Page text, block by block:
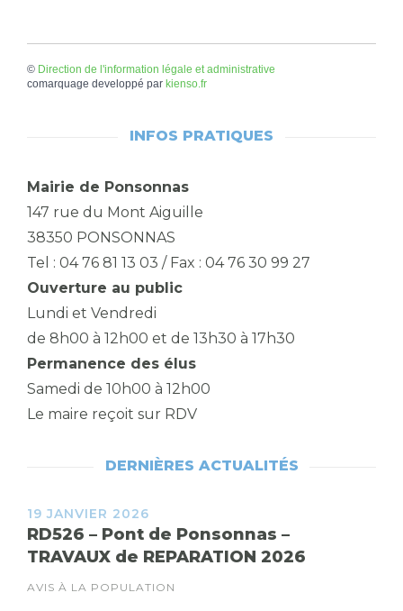
© Direction de l'information légale et administrative
comarquage developpé par kienso.fr
INFOS PRATIQUES
Mairie de Ponsonnas
147 rue du Mont Aiguille
38350 PONSONNAS
Tel : 04 76 81 13 03 / Fax : 04 76 30 99 27
Ouverture au public
Lundi et Vendredi
de 8h00 à 12h00 et de 13h30 à 17h30
Permanence des élus
Samedi de 10h00 à 12h00
Le maire reçoit sur RDV
DERNIÈRES ACTUALITÉS
19 JANVIER 2026
RD526 – Pont de Ponsonnas –
TRAVAUX de REPARATION 2026
AVIS À LA POPULATION